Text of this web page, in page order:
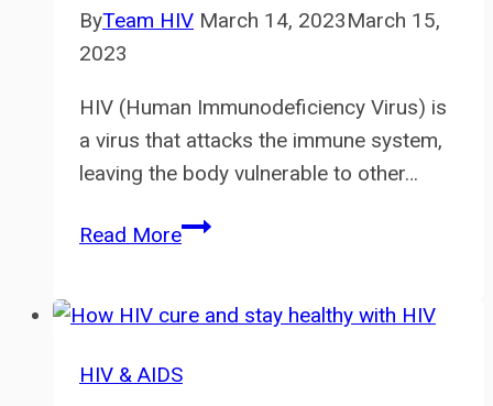
ByTeam HIV March 14, 2023March 15,
2023
HIV (Human Immunodeficiency Virus) is
a virus that attacks the immune system,
leaving the body vulnerable to other…
Read MoreCommon
of
medicines
HIV & AIDS